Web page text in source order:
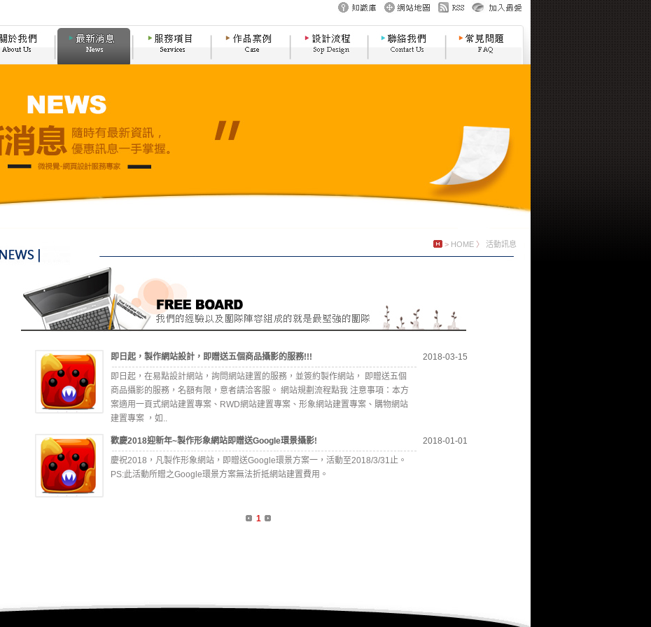
> HOME 〉 活動訊息
即日起，製作網站設計，即贈送五個商品攝影的服務!!!
2018-03-15
即日起，在易點設計網站，詢問網站建置的服務，並簽約製作網站， 即贈送五個
商品攝影的服務，名額有限，意者請洽客服。 網站規劃流程點我 注意事項：本方
案適用一頁式網站建置專案、RWD網站建置專案、形象網站建置專案、購物網站
建置專案 ，如..
歡慶2018迎新年~製作形象網站即贈送Google環景攝影!
2018-01-01
慶祝2018，凡製作形象網站，即贈送Google環景方案一，活動至2018/3/31止。
PS:此活動所贈之Google環景方案無法折抵網站建置費用。
1